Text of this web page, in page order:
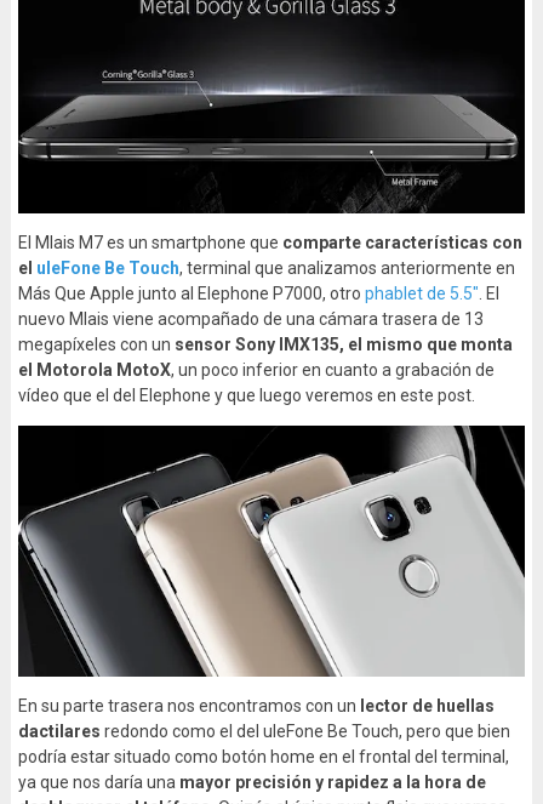
El Mlais M7 es un smartphone que comparte características con
el uleFone Be Touch, terminal que analizamos anteriormente en
Más Que Apple junto al Elephone P7000, otro phablet de 5.5″ . El
nuevo Mlais viene acompañado de una cámara trasera de 13
megapíxeles con un sensor Sony IMX135, el mismo que monta
el Motorola MotoX, un poco inferior en cuanto a grabación de
vídeo que el del Elephone y que luego veremos en este post.
En su parte trasera nos encontramos con un lector de huellas
dactilares redondo como el del uleFone Be Touch, pero que bien
podría estar situado como botón home en el frontal del terminal,
ya que nos daría una mayor precisión y rapidez a la hora de